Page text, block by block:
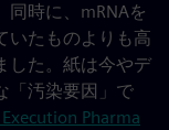
同時に、mRNAを
いたものよりも高
した。紙は今やデ
「汚染要因」で
Pharma